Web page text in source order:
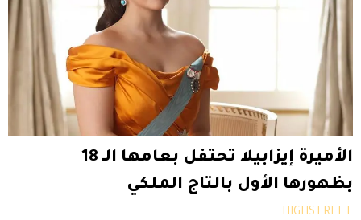
الأميرة إيزابيلا تحتفل بعامها الـ 18
بظهورها الأول بالتاج الملكي
HIGHSTREET